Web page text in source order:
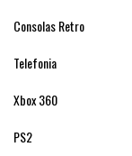
Consolas Retro
Telefonia
Xbox 360
PS2